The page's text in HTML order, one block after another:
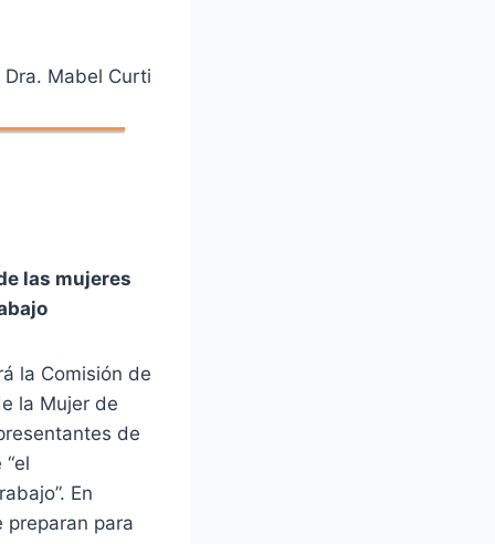
Mabel Curti
las mujeres
la Comisión de
la Mujer de
de
En
preparan para